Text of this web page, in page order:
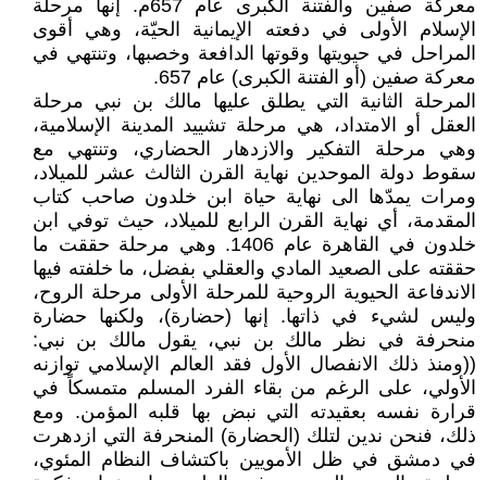
معركة صفين والفتنة الكبرى عام 657م. إنها مرحلة
الإسلام الأولى في دفعته الإيمانية الحيّة، وهي أقوى
المراحل في حيويتها وقوتها الدافعة وخصبها، وتنتهي في
معركة صفين (أو الفتنة الكبرى) عام 657.
المرحلة الثانية التي يطلق عليها مالك بن نبي مرحلة
العقل أو الامتداد، هي مرحلة تشييد المدينة الإسلامية،
وهي مرحلة التفكير والازدهار الحضاري، وتنتهي مع
سقوط دولة الموحدين نهاية القرن الثالث عشر للميلاد،
ومرات يمدّها الى نهاية حياة ابن خلدون صاحب كتاب
المقدمة، أي نهاية القرن الرابع للميلاد، حيث توفي ابن
خلدون في القاهرة عام 1406. وهي مرحلة حققت ما
حققته على الصعيد المادي والعقلي بفضل، ما خلفته فيها
الاندفاعة الحيوية الروحية للمرحلة الأولى مرحلة الروح،
وليس لشيء في ذاتها. إنها (حضارة)، ولكنها حضارة
منحرفة في نظر مالك بن نبي، يقول مالك بن نبي:
((ومنذ ذلك الانفصال الأول فقد العالم الإسلامي توازنه
الأولي، على الرغم من بقاء الفرد المسلم متمسكاً في
قرارة نفسه بعقيدته التي نبض بها قلبه المؤمن. ومع
ذلك، فنحن ندين لتلك (الحضارة) المنحرفة التي ازدهرت
في دمشق في ظل الأمويين باكتشاف النظام المئوي،